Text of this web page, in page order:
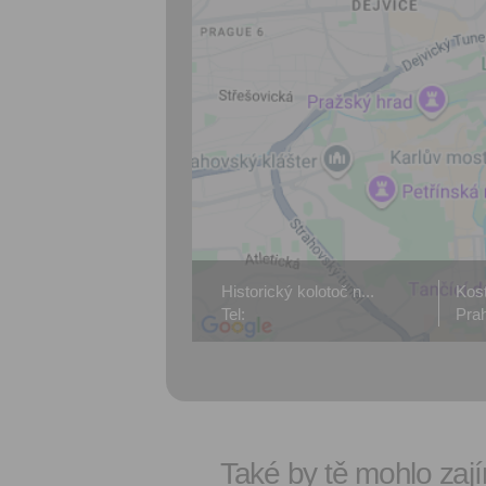
Historický kolotoč n...
Tel:
Také by tě mohlo